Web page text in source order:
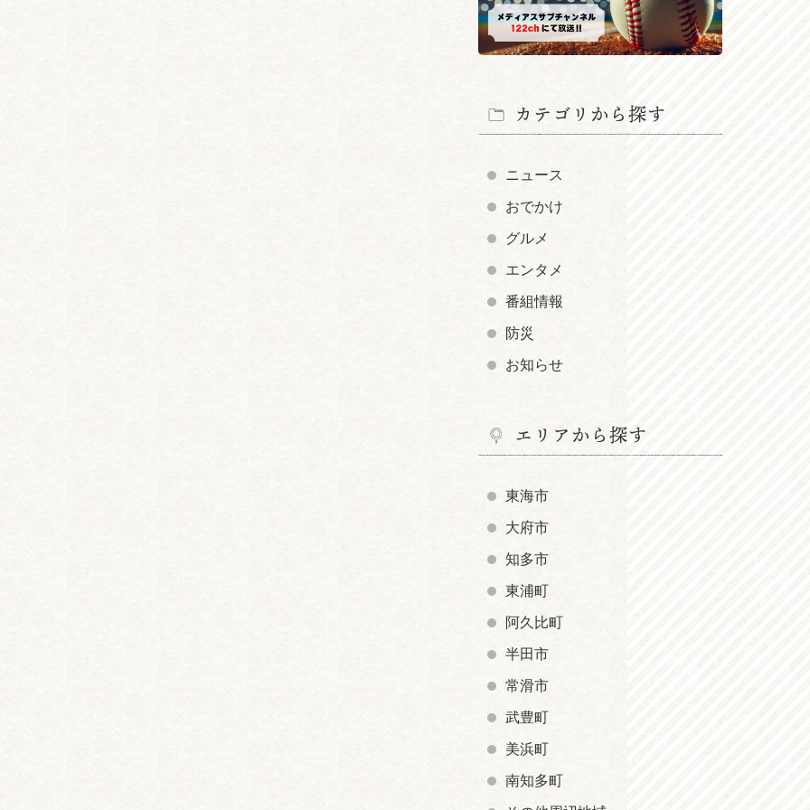
カテゴリから探す
ニュース
おでかけ
グルメ
エンタメ
番組情報
防災
お知らせ
エリアから探す
東海市
大府市
知多市
東浦町
阿久比町
半田市
常滑市
武豊町
美浜町
南知多町